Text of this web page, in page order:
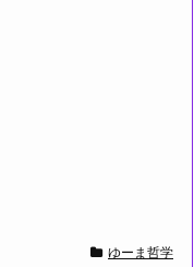
ゆーま哲学